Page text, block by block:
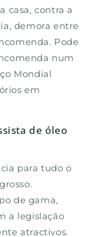
casa, contra a
demora entre
Pode
num
Mondial
em
de óleo
para tudo o
de gama,
a legislação
atractivos.